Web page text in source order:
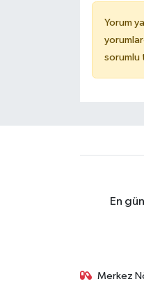
Yorum
sorumlu
En
Merkez